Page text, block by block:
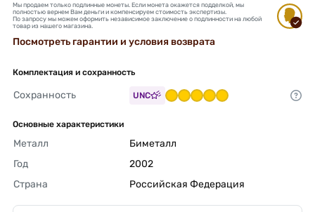
Мы продаем только подлинные монеты. Если монета окажется подделкой, мы
полностью вернем Вам деньги и компенсируем стоимость экспертизы.
По запросу мы можем оформить независимое заключение о подлинности на любой
товар из нашего магазина.
Посмотреть гарантии и условия возврата
Комплектация и сохранность
Сохранность UNC
Основные характеристики
Металл
Биметалл
Год
2002
Страна
Российская Федерация